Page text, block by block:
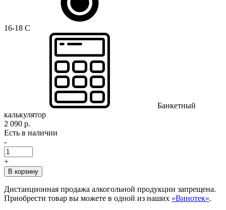
16-18 C
Банкетный
калькулятор
2 090 р.
Есть в наличии
-
+
В корзину
Дистанционная продажа алкогольной продукции запрещена.
Приобрести товар вы можете в одной из наших «Винотек».